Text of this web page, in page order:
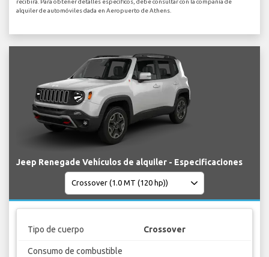
alquiler de automóviles dada en Aeropuerto de Athens.
Jeep Renegade Vehículos de alquiler - Especificaciones
Tipo de cuerpo Crossover
Consumo de combustible